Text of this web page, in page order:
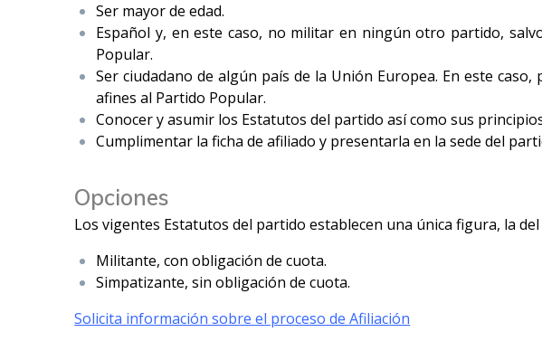
Ser mayor de edad.
Español y, en este caso, no militar en ningún otro partido,
Popular.
Ser ciudadano de algún país de la Unión Europea. En este
afines al Partido Popular.
Conocer y asumir los Estatutos del partido así como sus
Cumplimentar la ficha de afiliado y presentarla en la sede del
Opciones
Los vigentes Estatutos del partido establecen una única figura, la
Militante, con obligación de cuota.
Simpatizante, sin obligación de cuota.
Solicita información sobre el proceso de Afiliación